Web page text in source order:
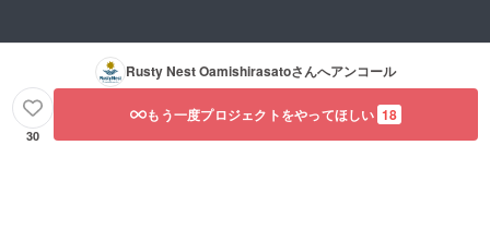
Rusty Nest Oamishirasatoさんへアンコール
30
もう一度プロジェクトをやってほしい 18